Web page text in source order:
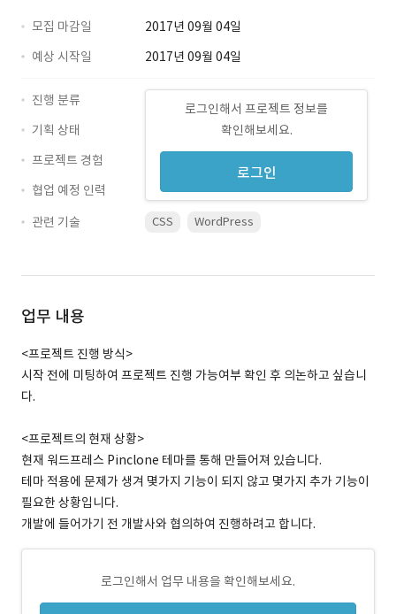
모집 마감일
2017년 09월 04일
예상 시작일
2017년 09월 04일
로그인해서 프로젝트 정보를
확인해보세요.
로그인
진행 분류
기획 상태
프로젝트 경험
협업 예정 인력
관련 기술
CSS WordPress
업무 내용
<프로젝트 진행 방식>
시작 전에 미팅하여 프로젝트 진행 가능여부 확인 후 의논하고 싶습니
다.
<프로젝트의 현재 상황>
현재 워드프레스 Pinclone 테마를 통해 만들어져 있습니다.
테마 적용에 문제가 생겨 몇가지 기능이 되지 않고 몇가지 추가 기능이
필요한 상황입니다.
개발에 들어가기 전 개발사와 협의하여 진행하려고 합니다.
로그인해서 업무 내용을 확인해보세요.